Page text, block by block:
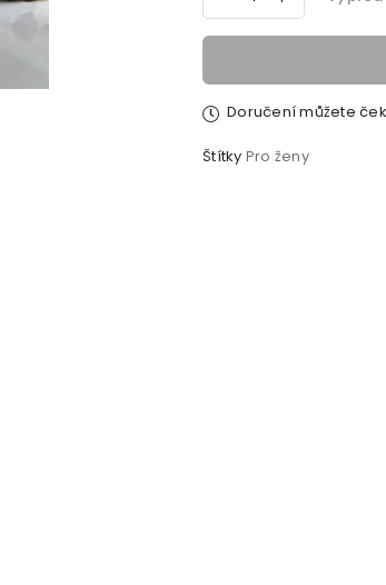
Doručení můžete
Štítky Pro ženy